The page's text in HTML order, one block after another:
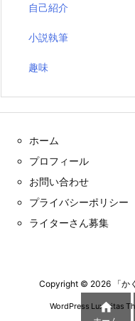
自己紹介
小説執筆
趣味
ホーム
プロフィール
お問い合わせ
プライバシーポリシー
ライターさん募集
Copyright © 2026 「
WordPress Luxeritas
